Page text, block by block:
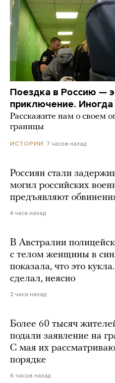
Поездка в Россию —
приключение.
Расскажите нам о своем
границы
ИСТОРИИ 7 часов назад
Россиян стали
могил российских
предъявляют
4 часа назад
В Австралии
с телом женщины в
показала, что это
сделал, неясно
3 часа назад
Более 60 тысяч
подали заявление на
С мая их
порядке
6 часов назад